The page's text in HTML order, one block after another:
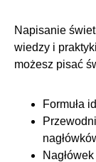
Napisanie
wiedzy i
możesz pisać
Formuła